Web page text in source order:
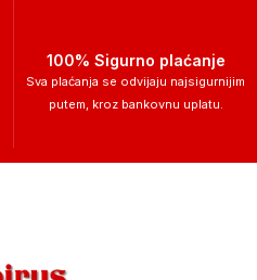
100% Sigurno plaćanje
Sva plaćanja se odvijaju najsigurnijim
putem, kroz bankovnu uplatu.